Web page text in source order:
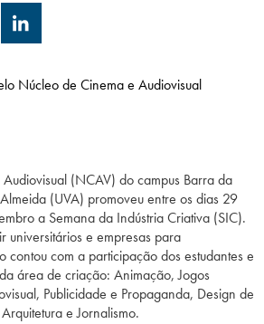
LOGIN
Núcleo de Cinema e Audiovisual
(NCAV) do campus Barra da
(UVA) promoveu entre os dias 29
a Semana da Indústria Criativa (SIC).
universitários e empresas para
contou com a participação dos estudantes e
área de criação: Animação, Jogos
Publicidade e Propaganda, Design de
e Jornalismo.